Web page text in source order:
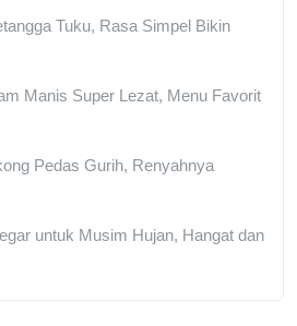
Tuku, Rasa Simpel Bikin
Manis Super Lezat, Menu Favorit
Pedas Gurih, Renyahnya
untuk Musim Hujan, Hangat dan